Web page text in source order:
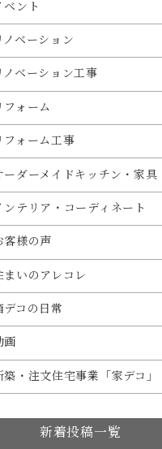
ベント
ノベーション
ノベーション工事
フォーム
フォーム工事
ーダーメイドキッチン・家具
ンテリア・コーディネート
客様の声
まいのアレコレ
デコの日常
画
築・注文住宅事業「家デコ」
新着投稿一覧